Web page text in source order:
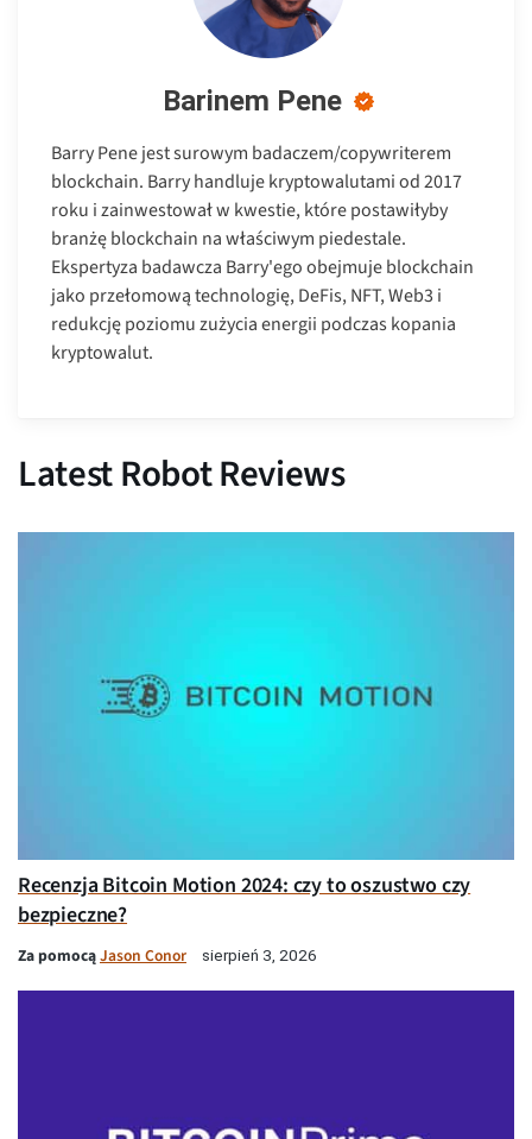
Barinem Pene
Barry Pene jest surowym badaczem/copywriterem
blockchain. Barry handluje kryptowalutami od 2017
roku i zainwestował w kwestie, które postawiłyby
branżę blockchain na właściwym piedestale.
Ekspertyza badawcza Barry'ego obejmuje blockchain
jako przełomową technologię, DeFis, NFT, Web3 i
redukcję poziomu zużycia energii podczas kopania
kryptowalut.
Latest Robot Reviews
Recenzja Bitcoin Motion 2024: czy to oszustwo czy
bezpieczne?
Za pomocąJason Conor sierpień 3, 2026